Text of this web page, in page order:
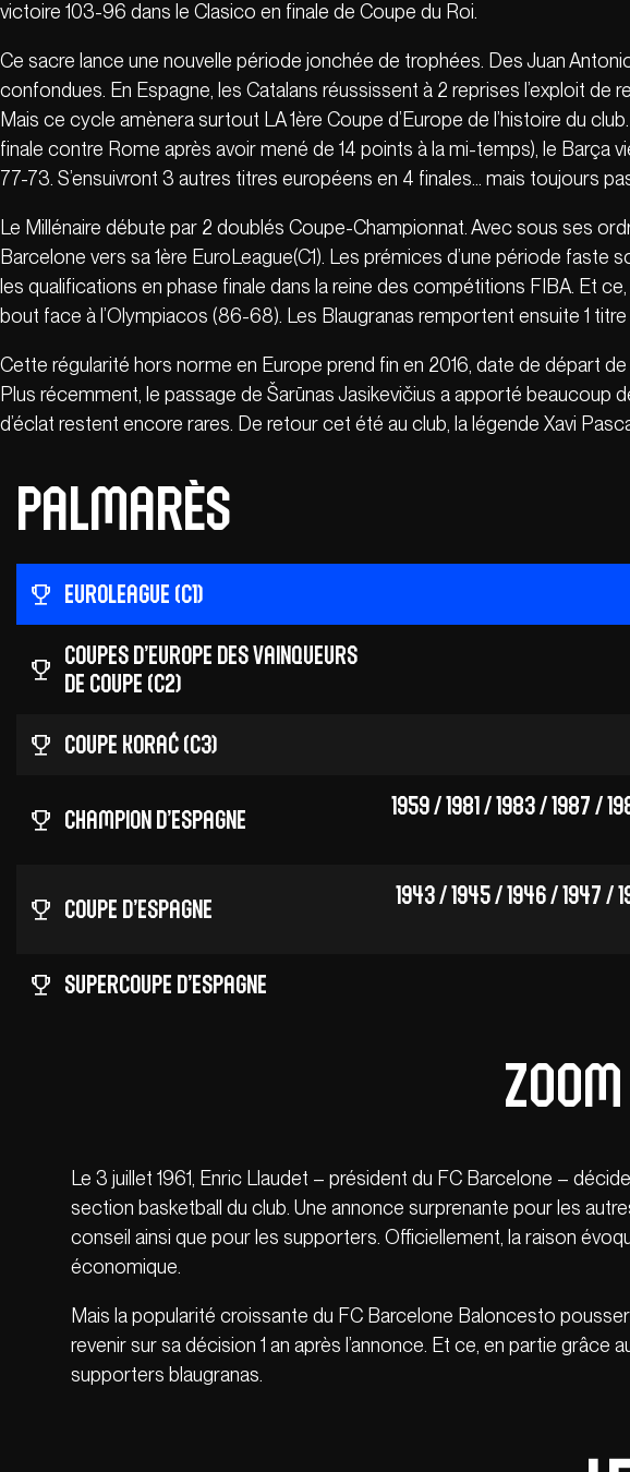
victoire 103-96 dans le Clasico en finale de Coupe du Roi.
Ce sacre lance une nouvelle période jonchée de trophées. Des Juan
confondues. En Espagne, les Catalans réussissent à 2 reprises l’exploit
Mais ce cycle amènera surtout LA 1ère Coupe d’Europe de l’histoire du
finale contre Rome après avoir mené de 14 points à la mi-temps), le Barça
77-73. S’ensuivront 3 autres titres européens en 4 finales… mais toujours pas
Le Millénaire débute par 2 doublés Coupe-Championnat. Avec sous ses
Barcelone vers sa 1ère EuroLeague(C1). Les prémices d’une période
les qualifications en phase finale dans la reine des compétitions FIBA. Et
bout face à l’Olympiacos (86-68). Les Blaugranas remportent ensuite 1
Cette régularité hors norme en Europe prend fin en 2016, date de départ
Plus récemment, le passage de Šarūnas Jasikevičius a apporté beaucoup
d’éclat restent encore rares. De retour cet été au club, la légende Xavi
palmarès
EuroLeague (C1)
Coupes d’Europe des vainqueurs
de coupe (C2)
Coupe Korać (C3)
Champion d’Espagne
1959 / 1981 / 1983 / 1987 /
Coupe d’Espagne
1943 / 1945 / 1946 / 1947 /
Supercoupe d’Espagne
Zoom
Le 3 juillet 1961, Enric Llaudet – président du FC Barcelone –
section basketball du club. Une annonce surprenante pour les
conseil ainsi que pour les supporters. Officiellement, la raison
économique.
Mais la popularité croissante du FC Barcelone Baloncesto
revenir sur sa décision 1 an après l’annonce. Et ce, en partie grâce
supporters blaugranas.